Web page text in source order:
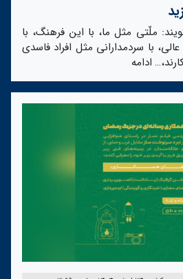
ملّتی مثل ما، با این فرهنگ، با
با سردمدارانی مثل افراد فاسدی
ادامه